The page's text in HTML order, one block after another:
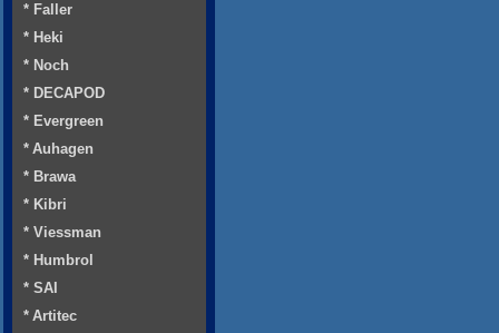
* Faller
* Heki
* Noch
* DECAPOD
* Evergreen
* Auhagen
* Brawa
* Kibri
* Viessman
* Humbrol
* SAI
* Artitec